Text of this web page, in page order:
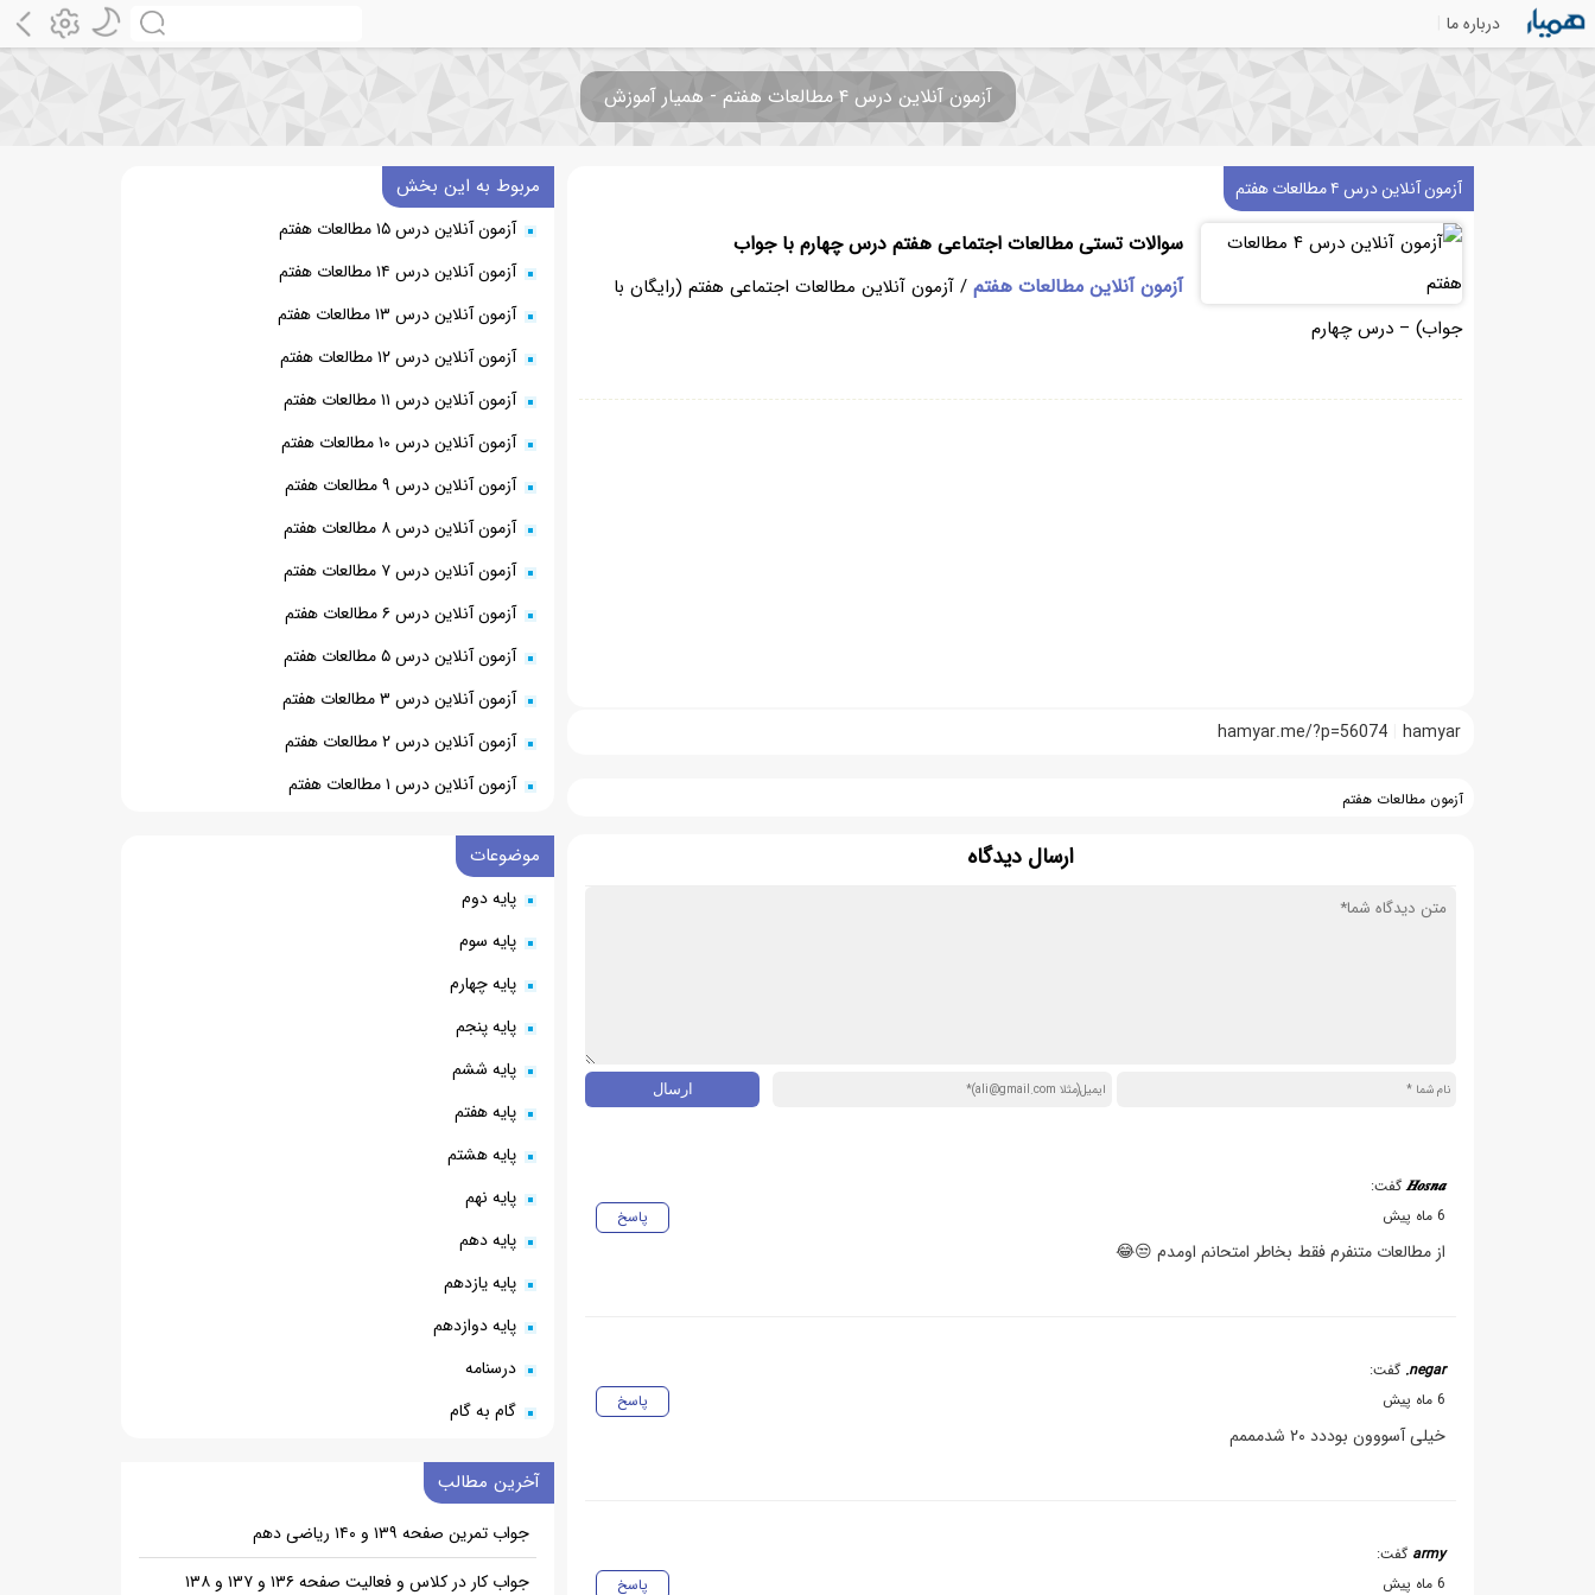
درباره ما
آزمون آنلاین درس ۴ مطالعات هفتم - همیار آموزش
آزمون آنلاین درس ۴ مطالعات هفتم
سوالات تستی مطالعات اجتماعی هفتم درس چهارم با جواب
آزمون آنلاین مطالعات هفتم / آزمون آنلاین مطالعات اجتماعی هفتم (رایگان با
جواب) – درس چهارم
hamyar
hamyar.me/?p=56074
آزمون مطالعات هفتم
ارسال دیدگاه
𝑯𝒐𝒔𝒏𝒂 گفت:
پاسخ
6 ماه پیش
از مطالعات متنفرم فقط بخاطر امتحانم اومدم 😒😂
negar. گفت:
پاسخ
6 ماه پیش
خیلی آسووون بوددد ۲۰ شدمممم
army گفت:
پاسخ
6 ماه پیش
مربوط به این بخش
آزمون آنلاین درس ۱۵ مطالعات هفتم
آزمون آنلاین درس ۱۴ مطالعات هفتم
آزمون آنلاین درس ۱۳ مطالعات هفتم
آزمون آنلاین درس ۱۲ مطالعات هفتم
آزمون آنلاین درس ۱۱ مطالعات هفتم
آزمون آنلاین درس ۱۰ مطالعات هفتم
آزمون آنلاین درس ۹ مطالعات هفتم
آزمون آنلاین درس ۸ مطالعات هفتم
آزمون آنلاین درس ۷ مطالعات هفتم
آزمون آنلاین درس ۶ مطالعات هفتم
آزمون آنلاین درس ۵ مطالعات هفتم
آزمون آنلاین درس ۳ مطالعات هفتم
آزمون آنلاین درس ۲ مطالعات هفتم
آزمون آنلاین درس ۱ مطالعات هفتم
موضوعات
پایه دوم
پایه سوم
پایه چهارم
پایه پنجم
پایه ششم
پایه هفتم
پایه هشتم
پایه نهم
پایه دهم
پایه یازدهم
پایه دوازدهم
درسنامه
گام به گام
آخرین مطالب
جواب تمرین صفحه ۱۳۹ و ۱۴۰ ریاضی دهم
جواب کار در کلاس و فعالیت صفحه ۱۳۶ و ۱۳۷ و ۱۳۸